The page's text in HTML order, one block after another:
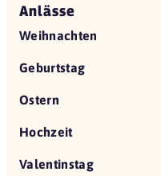
Anlässe
Weihnachten
Geburtstag
Ostern
Hochzeit
Valentinstag